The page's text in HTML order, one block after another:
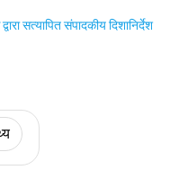
सत्यापित संपादकीय दिशानिर्देश